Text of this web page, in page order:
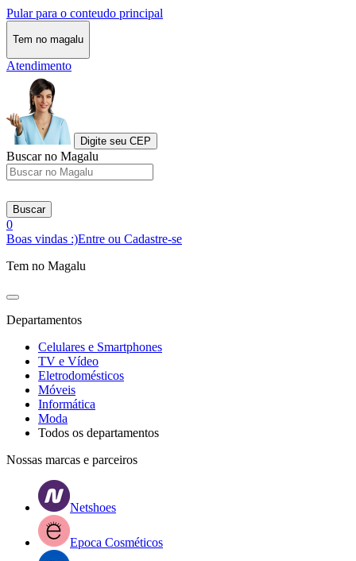
Pular para o conteudo principal
Tem no magalu
Atendimento
Digite seu CEP
Buscar no Magalu
Buscar
0
Boas vindas :)Entre ou Cadastre-se
Tem no Magalu
Departamentos
Celulares e Smartphones
TV e Vídeo
Eletrodomésticos
Móveis
Informática
Moda
Todos os departamentos
Nossas marcas e parceiros
Netshoes
Epoca Cosméticos